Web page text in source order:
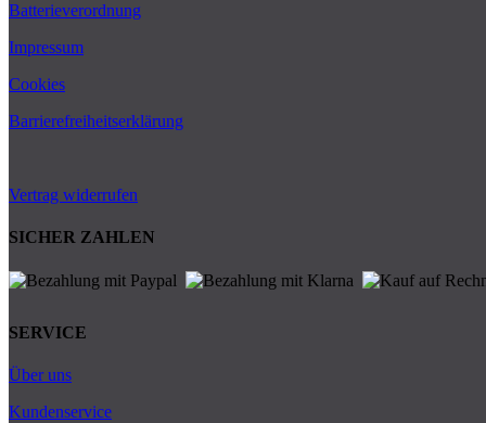
Batterieverordnung
Impressum
Cookies
Barrierefreiheitserklärung
Vertrag widerrufen
SICHER ZAHLEN
SERVICE
Über uns
Kundenservice